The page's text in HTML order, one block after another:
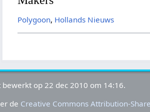
Polygoon, Hollands Nieuws
op 22 dec 2010 om 14:16.
de Creative Commons Attribution-